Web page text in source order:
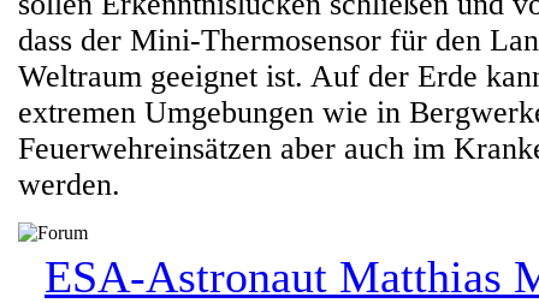
dass der Mini-Thermosensor für den
Weltraum geeignet ist. Auf der Erde
extremen Umgebungen wie in
Feuerwehreinsätzen aber auch im
werden.
ESA-Astronaut Matthias